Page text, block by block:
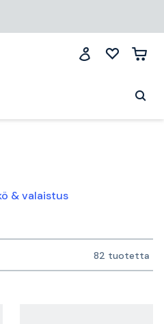
& valaistus
82 tuotetta